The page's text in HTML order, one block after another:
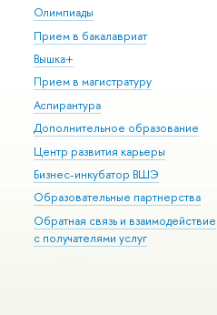
Олимпиады
Прием в бакалавриат
Вышка+
Прием в магистратуру
Аспирантура
Дополнительное образование
Центр развития карьеры
Бизнес-инкубатор ВШЭ
Образовательные партнерства
Обратная связь и взаимодействие
с получателями услуг